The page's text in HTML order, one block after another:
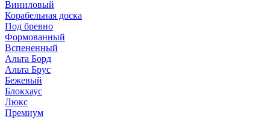
Виниловый
Корабельная доска
Под бревно
Формованный
Вспененный
Альта Борд
Альта Брус
Бежевый
Блокхаус
Люкс
Премиум